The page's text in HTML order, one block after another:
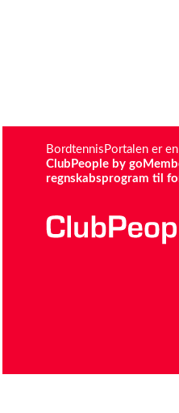
BordtennisPortalen er
ClubPeople by
regnskabsprogram til